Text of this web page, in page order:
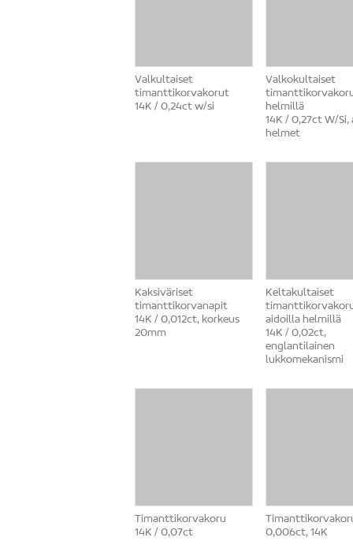
Valkultaiset
timanttikorvakorut
14K / 0,24ct w/si
Valkokultaiset
helmillä
14K / 0,27ct W/Si,
helmet
Kaksiväriset
timanttikorvanapit
14K / 0,012ct, korkeus
20mm
Keltakultaiset
aidoilla helmillä
14K / 0,02ct,
englantilainen
lukkomekanismi
Timanttikorvakoru
14K / 0,07ct
0,006ct, 14K